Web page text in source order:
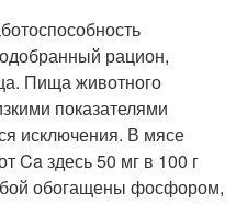
рацион,
Пища животного
показателями
исключения. В мясе
Ca здесь 50 мг в 100 г
обогащены фосфором,